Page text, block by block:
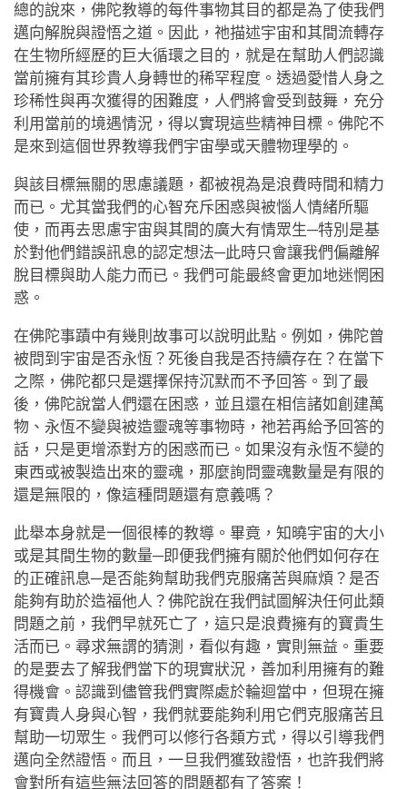
總的說來，佛陀教導的每件事物其目的都是為了使我們
邁向解脫與證悟之道。因此，祂描述宇宙和其間流轉存
在生物所經歷的巨大循環之目的，就是在幫助人們認識
當前擁有其珍貴人身轉世的稀罕程度。透過愛惜人身之
珍稀性與再次獲得的困難度，人們將會受到鼓舞，充分
利用當前的境遇情況，得以實現這些精神目標。佛陀不
是來到這個世界教導我們宇宙學或天體物理學的。
與該目標無關的思慮議題，都被視為是浪費時間和精力
而已。尤其當我們的心智充斥困惑與被惱人情緒所驅
使，而再去思慮宇宙與其間的廣大有情眾生─特別是基
於對他們錯誤訊息的認定想法─此時只會讓我們偏離解
脫目標與助人能力而已。我們可能最終會更加地迷惘困
惑。
在佛陀事蹟中有幾則故事可以說明此點。例如，佛陀曾
被問到宇宙是否永恆？死後自我是否持續存在？在當下
之際，佛陀都只是選擇保持沉默而不予回答。到了最
後，佛陀說當人們還在困惑，並且還在相信諸如創建萬
物、永恆不變與被造靈魂等事物時，祂若再給予回答的
話，只是更增添對方的困惑而已。如果沒有永恆不變的
東西或被製造出來的靈魂，那麼詢問靈魂數量是有限的
還是無限的，像這種問題還有意義嗎？
此舉本身就是一個很棒的教導。畢竟，知曉宇宙的大小
或是其間生物的數量─即便我們擁有關於他們如何存在
的正確訊息─是否能夠幫助我們克服痛苦與麻煩？是否
能夠有助於造福他人？佛陀說在我們試圖解決任何此類
問題之前，我們早就死亡了，這只是浪費擁有的寶貴生
活而已。尋求無謂的猜測，看似有趣，實則無益。重要
的是要去了解我們當下的現實狀況，善加利用擁有的難
得機會。認識到儘管我們實際處於輪迴當中，但現在擁
有寶貴人身與心智，我們就要能夠利用它們克服痛苦且
幫助一切眾生。我們可以修行各類方式，得以引導我們
邁向全然證悟。而且，一旦我們獲致證悟，也許我們將
會對所有這些無法回答的問題都有了答案！